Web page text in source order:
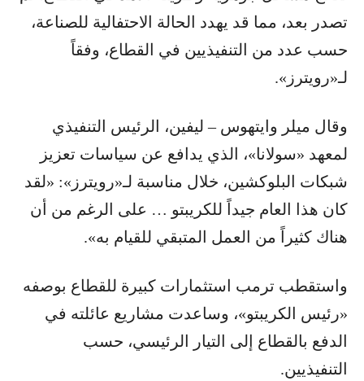
تصدر بعد، مما قد يهدد الحالة الاحتفالية للصناعة،
حسب عدد من التنفيذيين في القطاع، وفقاً
لـ«رويترز».
وقال ميلر وايتهوس – ليفين، الرئيس التنفيذي
لمعهد «سولانا»، الذي يدافع عن سياسات تعزيز
شبكات البلوكشين، خلال مناسبة لـ«رويترز»: «لقد
كان هذا العام جيداً للكريبتو … على الرغم من أن
هناك كثيراً من العمل المتبقي للقيام به».
واستقطب ترمب استثمارات كبيرة للقطاع بوصفه
«رئيس الكريبتو»، وساعدت مشاريع عائلته في
الدفع بالقطاع إلى التيار الرئيسي، حسب
التنفيذيين.